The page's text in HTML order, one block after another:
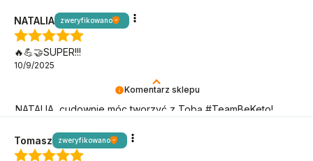
Komentarz sklepu
NATALIA, cudownie móc tworzyć z Tobą #TeamBeKeto!
NATALIA zweryfikowano
🔥💪🤝SUPER!!!
10/9/2025
Tomasz zweryfikowano